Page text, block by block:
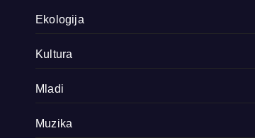
Ekologija
Kultura
Mladi
Muzika